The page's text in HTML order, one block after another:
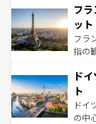
なお
しい。
文化
れる
る。
アー
せる
ンテ
フ
ット
フラ
指の
で、
聖堂
から
れ、
ド
ト
ドイ
の中